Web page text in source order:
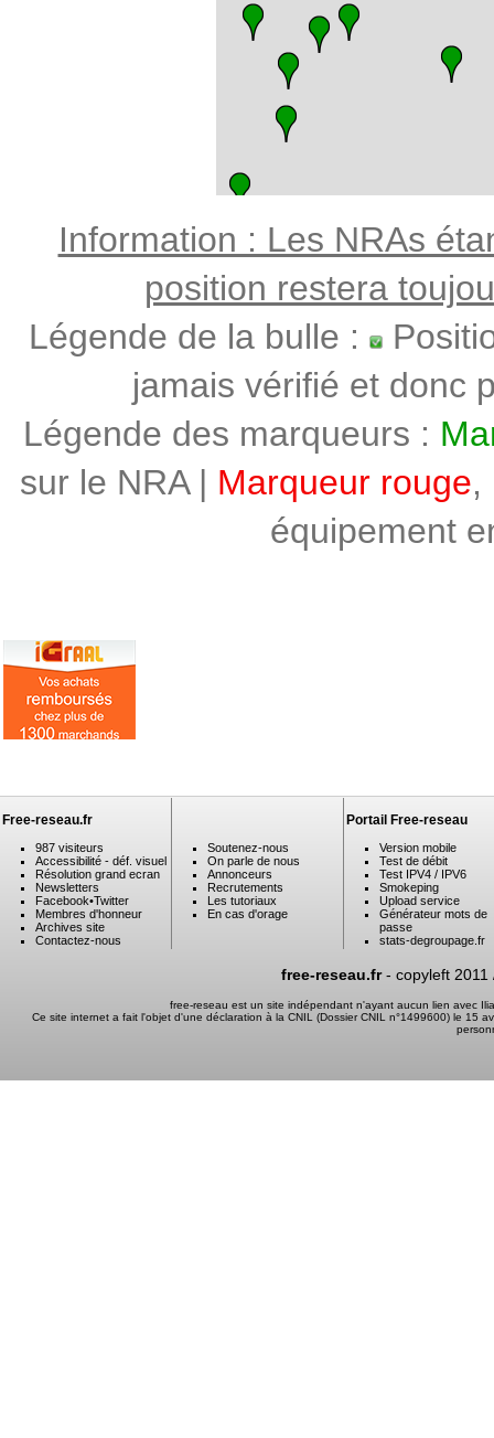
Information : Les NRAs
position restera
Légende de la bulle :
jamais vérifié et donc
Légende des marqueurs :
sur le NRA | Marqueur rouge,
équipement
Free-reseau.fr
987 visiteurs
Accessibilité - déf. visuel
Résolution grand ecran
Newsletters
Facebook•Twitter
Membres d'honneur
Archives site
Contactez-nous
Soutenez-nous
On parle de nous
Annonceurs
Recrutements
Les tutoriaux
En cas d'orage
Portail Free-reseau
Version mobile
Test de débit
Test IPV4 / IPV6
Smokeping
Upload service
Générateur mots de
passe
stats-degroupage.fr
free-reseau.fr- copyleft 2011
free-reseau est un site indépendant n'ayant aucun lien avec
Ce site internet a fait l'objet d'une déclaration à la CNIL (Dossier CNIL n°1499600) le 15